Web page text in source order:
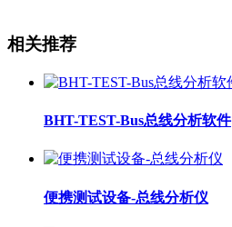
相关推荐
BHT-TEST-Bus总线分析软件
便携测试设备-总线分析仪